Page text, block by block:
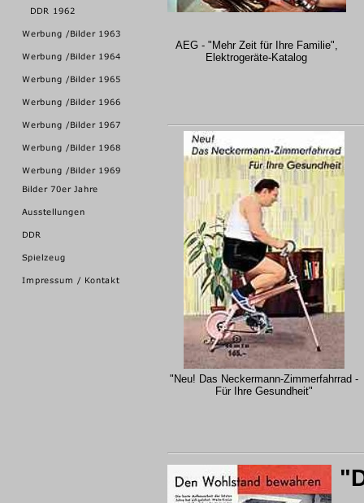
AEG - "Mehr Zeit für Ihre Familie",
Elektrogeräte-Katalog
"Neu! Das Neckermann-Zimmerfahrrad -
Für Ihre Gesundheit"